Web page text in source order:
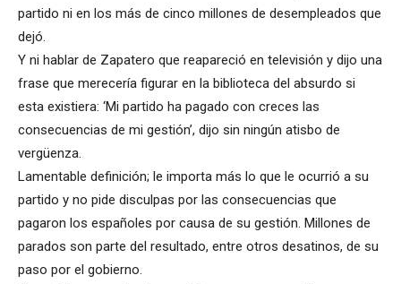
partido ni en los más de cinco millones de desempleados que
dejó.
Y ni hablar de Zapatero que reapareció en televisión y dijo una
frase que merecería figurar en la biblioteca del absurdo si
esta existiera: ‘Mi partido ha pagado con creces las
consecuencias de mi gestión’, dijo sin ningún atisbo de
vergüenza.
Lamentable definición; le importa más lo que le ocurrió a su
partido y no pide disculpas por las consecuencias que
pagaron los españoles por causa de su gestión. Millones de
parados son parte del resultado, entre otros desatinos, de su
paso por el gobierno.